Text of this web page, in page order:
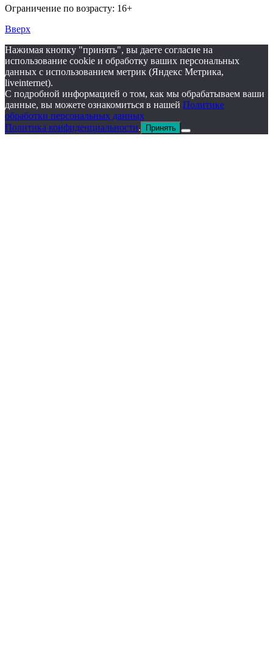
Ограничение по возрасту: 16+
Вверх
Нажимая кнопку "принять", вы даете согласие на
использование cookie и обработку ваших персональных
данных с использованием метрик (Яндекс Метрика,
liveinternet).
С подробной информацией о том, как мы обрабатываем ваши
данные, вы можете ознакомиться в нашей Политике
обработки персональных данных
Политика конфиденциальности. Принять